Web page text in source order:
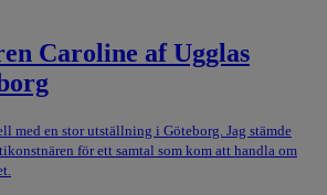
Caroline af Ugglas
med en stor utställning i Göteborg. Jag stämde
för ett samtal som kom att handla om